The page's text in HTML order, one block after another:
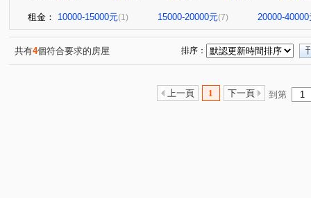
租金： 10000-15000元(1) 15000-20000元(7) 20000-40000
共有4個符合要求的房屋 排序：
上一頁 1 下一頁 到第